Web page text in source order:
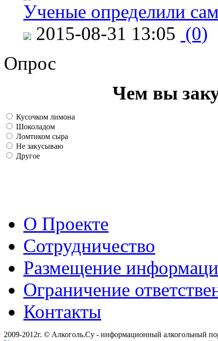
Ученые определили
2015-08-31 13:05 (0)
Опрос
Чем вы
Кусочком лимона
Шоколадом
Ломтиком сыра
Не закусываю
Другое
О Проекте
Сотрудничество
Размещение
Ограничение
Контакты
2009-2012г. © Алкоголь.Су - информационный алкогольный